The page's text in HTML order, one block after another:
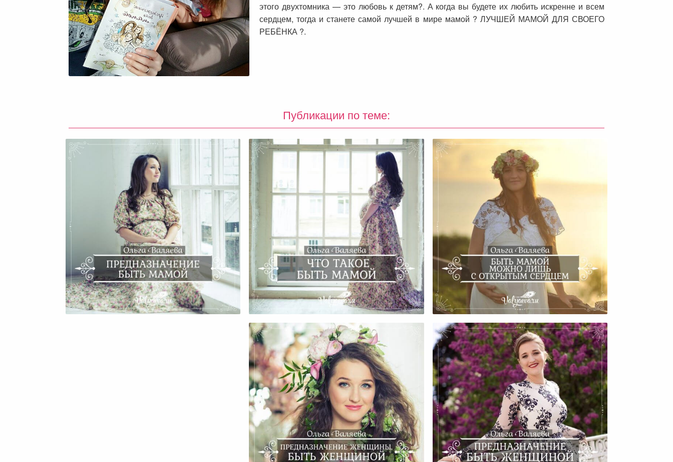
этого двухтомника — это любовь к детям?. А когда вы будете их любить искренне и всем
сердцем, тогда и станете самой лучшей в мире мамой ? ЛУЧШЕЙ МАМОЙ ДЛЯ СВОЕГО
РЕБЁНКА ?.
Публикации по теме:
Предназначение Быть Мамой Cчастье Быть Мамой
Быть Мамой Можно Лишь С
Открытым Сердцем